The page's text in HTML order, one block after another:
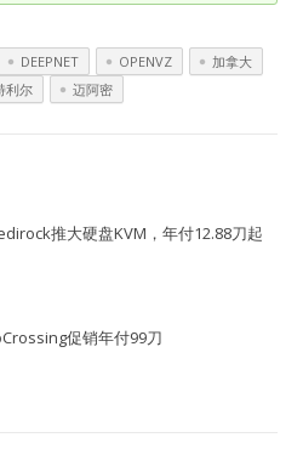
DEEPNET OPENVZ
加拿大
利尔 迈阿密
推大硬盘KVM，年付12.88刀起
促销年付99刀